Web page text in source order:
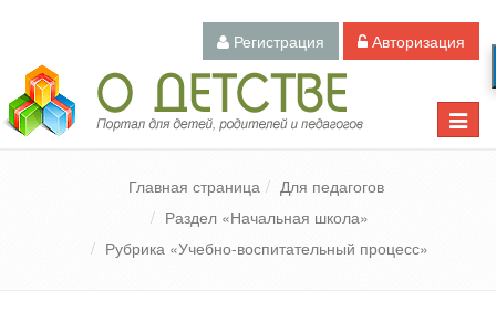
Регистрация Авторизация
Toggle
Педагогический портал «О детстве»
Главная страница
Для педагогов
Раздел «Начальная школа»
Рубрика «Учебно-воспитательный процесс»